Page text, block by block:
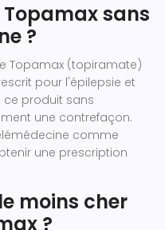
sans
?
Topamax (topiramate)
pour l'épilepsie et
ce produit sans
une contrefaçon.
comme
une prescription
moins cher
?